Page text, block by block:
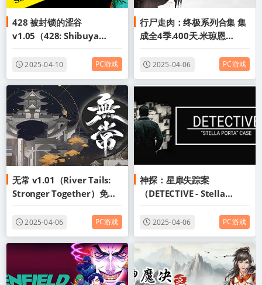
428 被封锁的涩谷
v1.05（428: Shibuya
Scramble）免安装中文版
2025-04-10 PC游戏
行尸走肉：终极系列合集 集
成全4季.400天.米琼恩
（The Walking Dead: The
Telltale Definitive
Series）免安装中文版
2025-04-06 PC游戏
无常 v1.01（River Tails:
Stronger Together）免安
装中文版
2025-04-06 PC游戏
神探：星扉失踪案
（DETECTIVE - Stella
Porta case）免安装中文版
2025-04-06 PC游戏